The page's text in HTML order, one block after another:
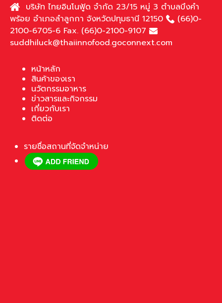
บริษัท ไทยอินโนฟู้ด จำกัด 23/15 หมู่ 3 ตำบลบึงคำ
พร้อย อำเภอลำลูกกา จังหวัดปทุมธานี 12150
(66)0-
2100-6705-6 Fax. (66)0-2100-9107
suddhiluck@thaiinnofood.goconnext.com
หน้าหลัก
สินค้าของเรา
นวัตกรรมอาหาร
ข่าวสารและกิจกรรม
เกี่ยวกับเรา
ติดต่อ
รายชื่อสถานที่จัดจำหน่าย